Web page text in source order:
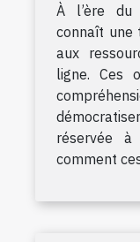
À l’ère du
connaît une
aux
ligne. Ces
réservée à
comment